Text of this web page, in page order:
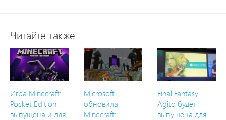
Читайте также
Игра Minecraft:
Pocket Edition
выпущена и для
Microsoft
обновила
Minecraft:
Final Fantasy
Agito будет
выпущена для